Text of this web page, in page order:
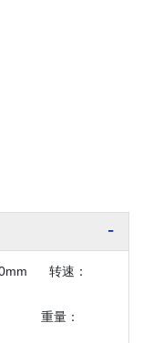
转速：
重量：